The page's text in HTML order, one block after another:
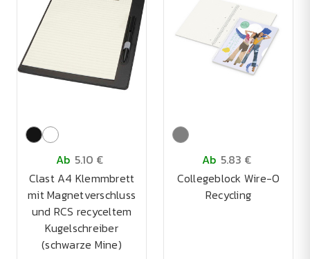
Ab 5.10 €
Clast A4 Klemmbrett
mit Magnetverschluss
und RCS recyceltem
Kugelschreiber
(schwarze Mine)
Ab 5.83 €
Collegeblock Wire-O
Recycling